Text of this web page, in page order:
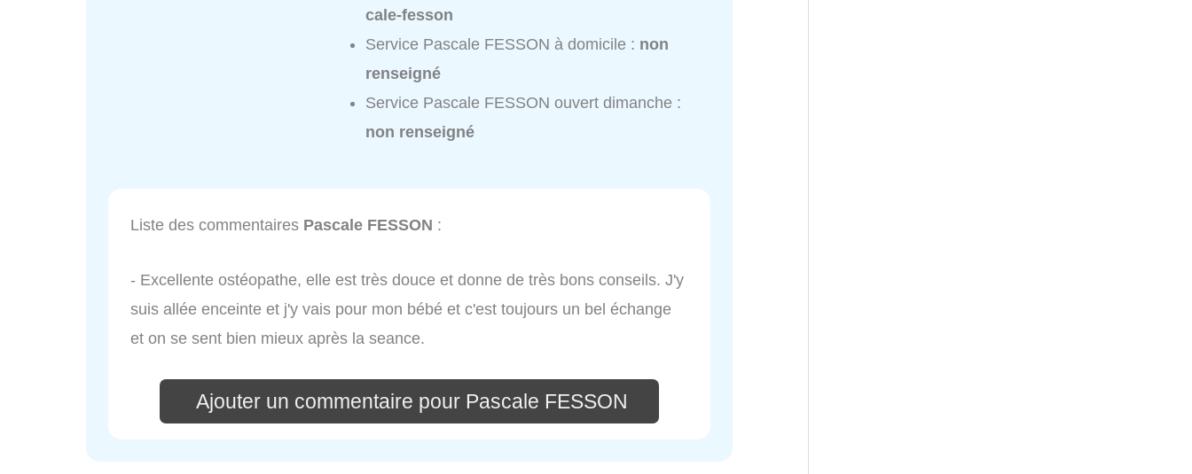
cale-fesson
Service Pascale FESSON à domicile : non
renseigné
Service Pascale FESSON ouvert dimanche :
non renseigné
Liste des commentaires Pascale FESSON :
- Excellente ostéopathe, elle est très douce et donne de très bons conseils. J'y
suis allée enceinte et j'y vais pour mon bébé et c'est toujours un bel échange
et on se sent bien mieux après la seance.
Ajouter un commentaire pour Pascale FESSON